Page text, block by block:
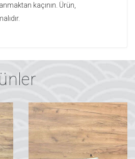
kaçının. Ürün,